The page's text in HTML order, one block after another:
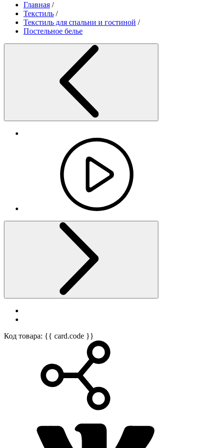
Главная /
Текстиль /
Текстиль для спальни и гостиной /
Постельное белье
Код товара: {{ card.code }}